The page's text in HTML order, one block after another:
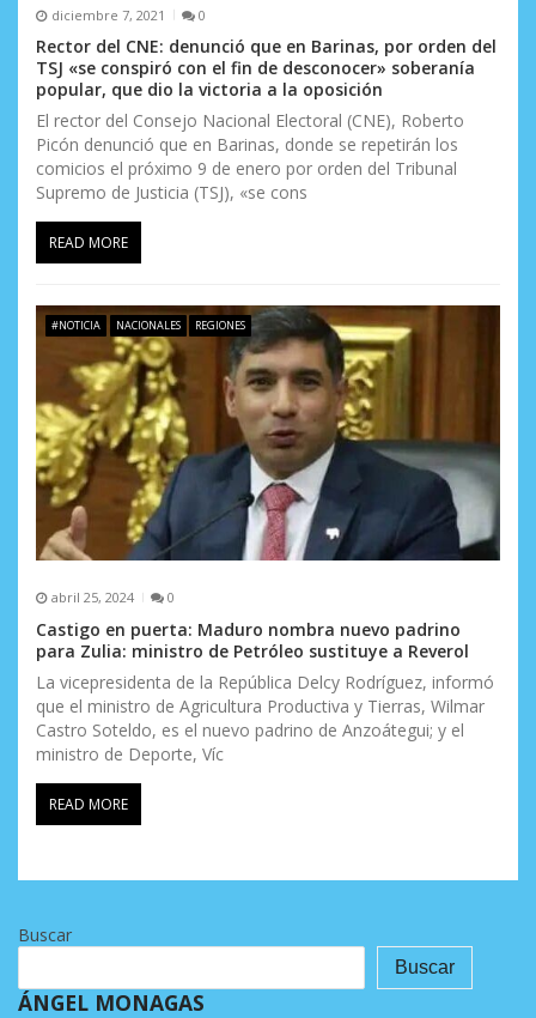
diciembre 7, 2021 0
Rector del CNE: denunció que en Barinas, por orden del
TSJ «se conspiró con el fin de desconocer» soberanía
popular, que dio la victoria a la oposición
El rector del Consejo Nacional Electoral (CNE), Roberto
Picón denunció que en Barinas, donde se repetirán los
comicios el próximo 9 de enero por orden del Tribunal
Supremo de Justicia (TSJ), «se cons
READ MORE
#NOTICIA NACIONALES REGIONES
abril 25, 2024 0
Castigo en puerta: Maduro nombra nuevo padrino
para Zulia: ministro de Petróleo sustituye a Reverol
La vicepresidenta de la República Delcy Rodríguez, informó
que el ministro de Agricultura Productiva y Tierras, Wilmar
Castro Soteldo, es el nuevo padrino de Anzoátegui; y el
ministro de Deporte, Víc
READ MORE
Buscar
Buscar
ÁNGEL MONAGAS